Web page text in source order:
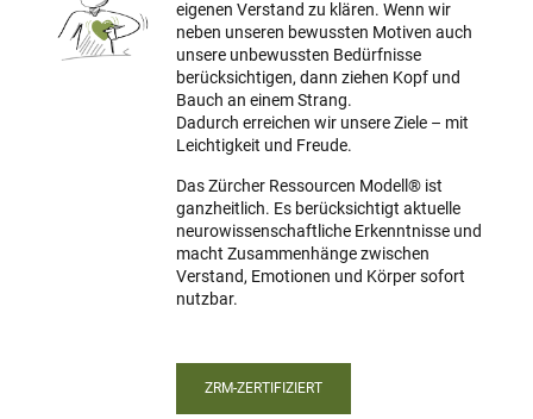
eigenen Verstand zu klären. Wenn wir
neben unseren bewussten Motiven auch
unsere unbewussten Bedürfnisse
berücksichtigen, dann ziehen Kopf und
Bauch an einem Strang.
Dadurch erreichen wir unsere Ziele – mit
Leichtigkeit und Freude.
Das Zürcher Ressourcen Modell® ist
ganzheitlich. Es berücksichtigt aktuelle
neuro­wissen­schaftliche Erkenntnisse und
macht Zusammenhänge zwischen
Verstand, Emotionen und Körper sofort
nutzbar.
ZRM-ZERTIFIZIERT